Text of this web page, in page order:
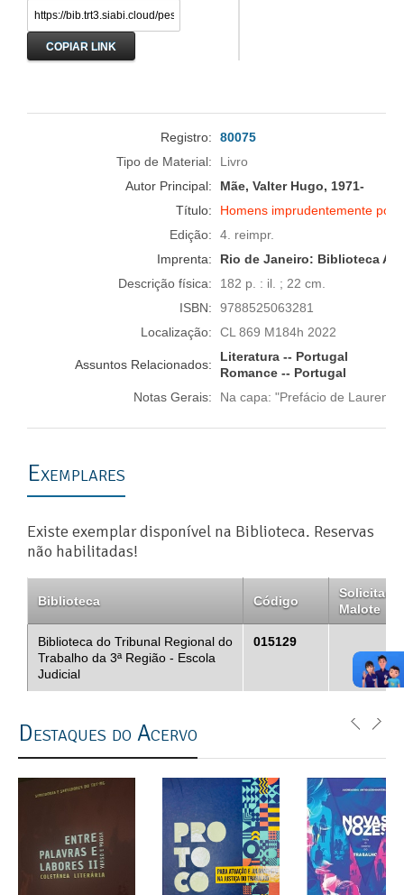
COPIAR LINK
Registro:
80075
Tipo de Material:
Livro
Autor Principal:
Mãe, Valter Hugo, 1971-
Título:
Homens imprudentemente
Edição:
4. reimpr.
Imprenta:
Rio de Janeiro: Biblioteca
Descrição física:
182 p. : il. ; 22 cm.
ISBN:
9788525063281
Localização:
CL 869 M184h 2022
Assuntos Relacionados:
Literatura -- Portugal
Romance -- Portugal
Notas Gerais:
Na capa: "Prefácio de
Exemplares
Existe exemplar disponível na Biblioteca. Reservas
não habilitadas!
Biblioteca Código
Solicitar
Malote
Biblioteca do Tribunal Regional do
Trabalho da 3ª Região - Escola
Judicial
015129
Destaques do Acervo